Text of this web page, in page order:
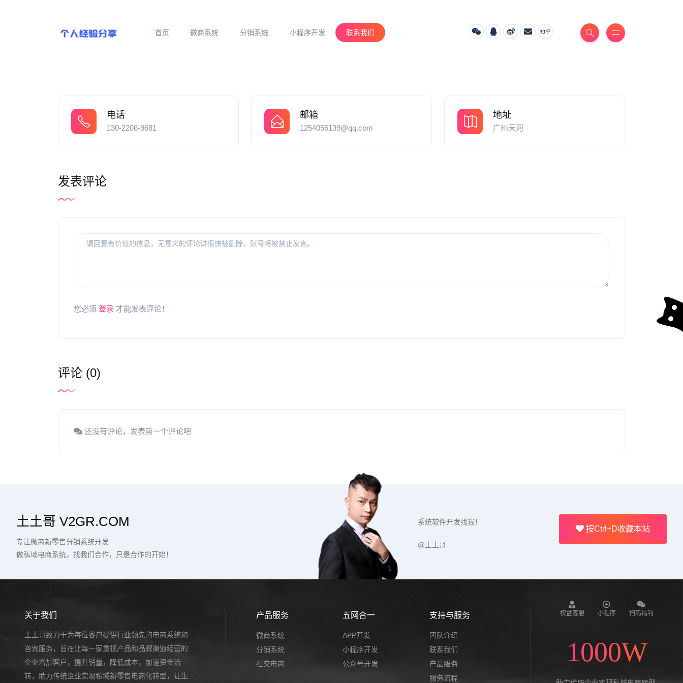
首页 微商系统 分销系统 小程序开发 联系我们
电话
130-2208-9681
邮箱
1254056139@qq.com
地址
广州天河
发表评论
您必须 登录 才能发表评论！
评论 (0)
还没有评论，发表第一个评论吧
土土哥 V2GR.COM
专注微商新零售分销系统开发
做私域电商系统，找我们合作，只是合作的开始！
按Ctrl+D收藏本站
系统软件开发找我！
@土土哥
关于我们
土土哥致力于为每位客户提供行业领先的电商系统和
咨询服务，旨在让每一家重视产品和品牌渠道经营的
企业增加客户，提升销量，降低成本，加速资金流
转，助力传统企业实现私域新零售电商化转型，让生
产品服务
微商系统
分销系统
社交电商
五网合一
APP开发
小程序开发
公众号开发
支持与服务
团队介绍
联系我们
产品服务
服务流程
权益客服 小程序 扫码福利
1000W